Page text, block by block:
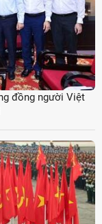
đồng người Việt